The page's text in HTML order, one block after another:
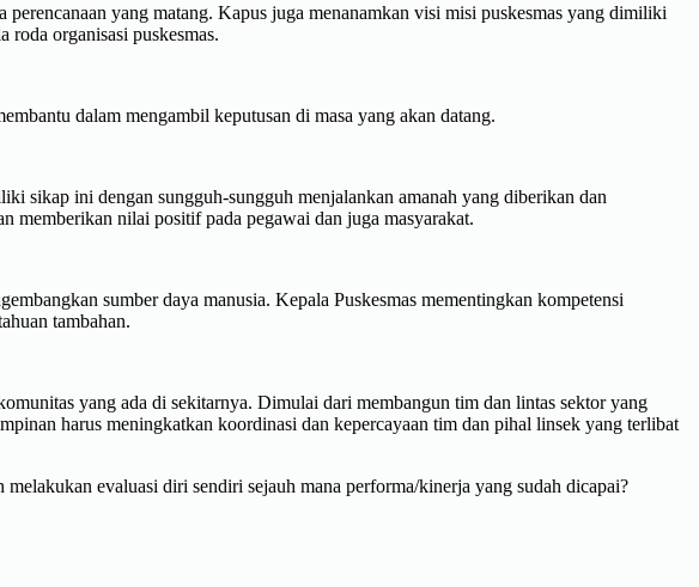
yang matang. Kapus juga menanamkan visi misi puskesmas yang dimiliki
organisasi puskesmas.
dalam mengambil keputusan di masa yang akan datang.
sikap ini dengan sungguh-sungguh menjalankan amanah yang diberikan dan
memberikan nilai positif pada pegawai dan juga masyarakat.
sumber daya manusia. Kepala Puskesmas mementingkan kompetensi
tambahan.
yang ada di sekitarnya. Dimulai dari membangun tim dan lintas sektor yang
harus meningkatkan koordinasi dan kepercayaan tim dan pihal linsek yang terlibat
evaluasi diri sendiri sejauh mana performa/kinerja yang sudah dicapai?